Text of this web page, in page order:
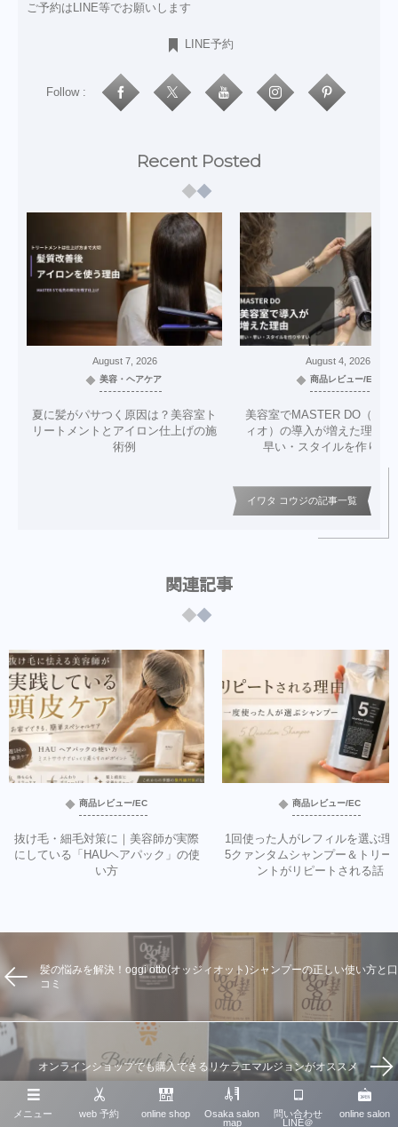
ご予約はLINE等でお願いします
LINE予約
Follow :
Recent Posted
August 7, 2026
美容・ヘアケア
夏に髪がパサつく原因は？美容室ト
リートメントとアイロン仕上げの施
術例
August 4, 2026
商品レビュー/EC
美容室でMASTER DO（マ
ィオ）の導入が増えた理由
早い・スタイルを作りや
イワタ コウジの記事一覧
関連記事
商品レビュー/EC
抜け毛・細毛対策に｜美容師が実際
にしている「HAUヘアパック」の使
い方
商品レビュー/EC
1回使った人がレフィルを選ぶ理
5クァンタムシャンプー＆トリー
ントがリピートされる話
髪の悩みを解決！oggi otto(オッジィオット)シャンプーの正しい使い方と口
コミ
オンラインショップでも購入できるリケラエマルジョンがオススメ
メニュー web 予約 online shop
Osaka salon
map
問い合わせ
LINE＠
online salon